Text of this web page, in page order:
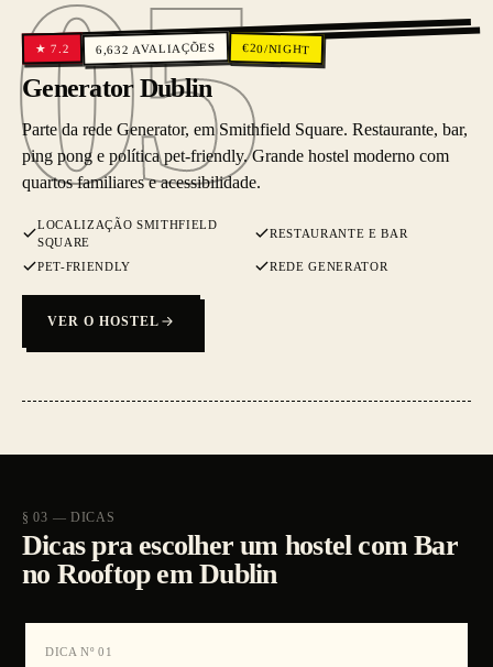
05
05
★7.2 6,632 AVALIAÇÕES €20/NIGHT
Generator Dublin
Parte da rede Generator, em Smithfield Square. Restaurante, bar,
ping pong e política pet-friendly. Grande hostel moderno com
quartos familiares e acessibilidade.
LOCALIZAÇÃO SMITHFIELD
SQUARE
RESTAURANTE E BAR
PET-FRIENDLY REDE GENERATOR
VER O HOSTEL
§ 03 — DICAS
Dicas pra escolher um hostel com Bar
no Rooftop em Dublin
DICA Nº 01